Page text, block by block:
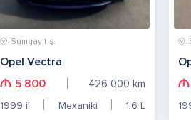
Sumqayıt ş.
Opel Vectra
5 800
426 000 km
1999 il Mexaniki 1.6 L